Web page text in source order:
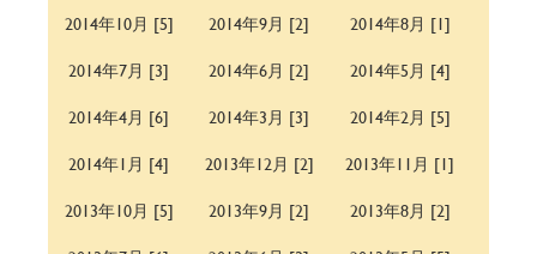
2014年10月 [5]
2014年9月 [2]
2014年8月 [1]
2014年7月 [3]
2014年6月 [2]
2014年5月 [4]
2014年4月 [6]
2014年3月 [3]
2014年2月 [5]
2014年1月 [4]
2013年12月 [2]
2013年11月 [1]
2013年10月 [5]
2013年9月 [2]
2013年8月 [2]